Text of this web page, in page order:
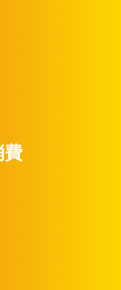
費